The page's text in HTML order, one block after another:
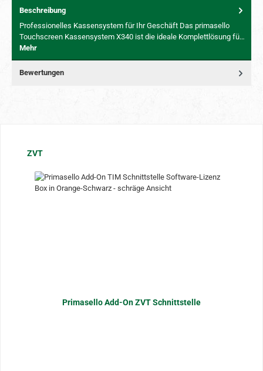
Beschreibung
Professionelles Kassensystem für Ihr Geschäft Das primasello
Touchscreen Kassensystem X340 ist die ideale Komplettlösung fü…
Mehr
Bewertungen
Produktgalerie überspringen
ZVT
Primasello Add-On ZVT Schnittstelle